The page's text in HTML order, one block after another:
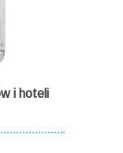
i hoteli